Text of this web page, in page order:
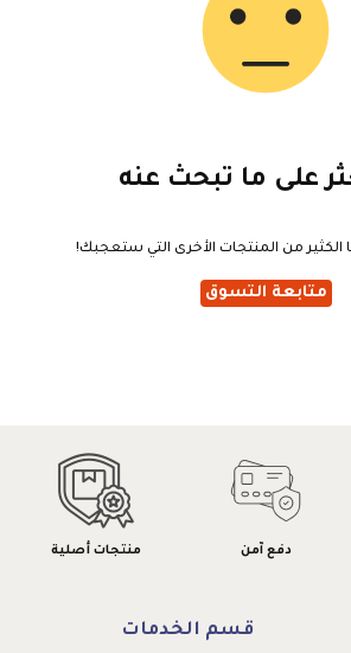
على ما تبحث عنه
الكثير من المنتجات الأخرى التي ستعجبك!
متابعة التسوق
دفع آمن منتجات أصلية
قسم الخدمات